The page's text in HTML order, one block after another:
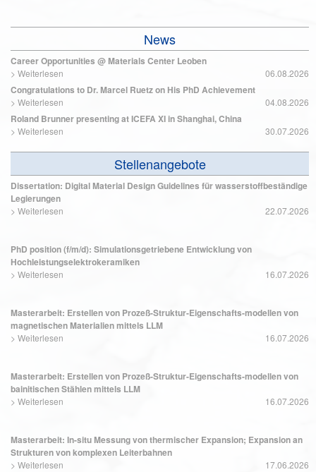
News
Career Opportunities @ Materials Center Leoben
> Weiterlesen 06.08.2026
Congratulations to Dr. Marcel Ruetz on His PhD Achievement
> Weiterlesen 04.08.2026
Roland Brunner presenting at ICEFA XI in Shanghai, China
> Weiterlesen 30.07.2026
Stellenangebote
Dissertation: Digital Material Design Guidelines für wasserstoffbeständige
Legierungen
> Weiterlesen 22.07.2026
PhD position (f/m/d): Simulationsgetriebene Entwicklung von
Hochleistungselektrokeramiken
> Weiterlesen 16.07.2026
Masterarbeit: Erstellen von Prozeß-Struktur-Eigenschafts-modellen von
magnetischen Materialien mittels LLM
> Weiterlesen 16.07.2026
Masterarbeit: Erstellen von Prozeß-Struktur-Eigenschafts-modellen von
bainitischen Stählen mittels LLM
> Weiterlesen 16.07.2026
Masterarbeit: In-situ Messung von thermischer Expansion; Expansion an
Strukturen von komplexen Leiterbahnen
> Weiterlesen 17.06.2026